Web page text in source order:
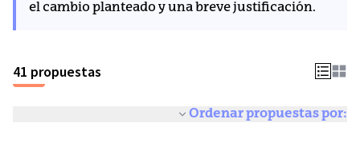
el cambio planteado y una breve justificación.
41 propuestas
Ordenar propuestas por: